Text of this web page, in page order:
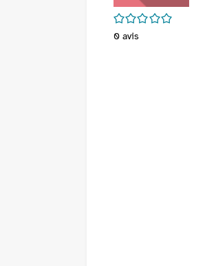
/5
0 avis